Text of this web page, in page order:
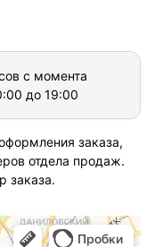
с момента
до 19:00
заказа,
отдела продаж.
заказа.